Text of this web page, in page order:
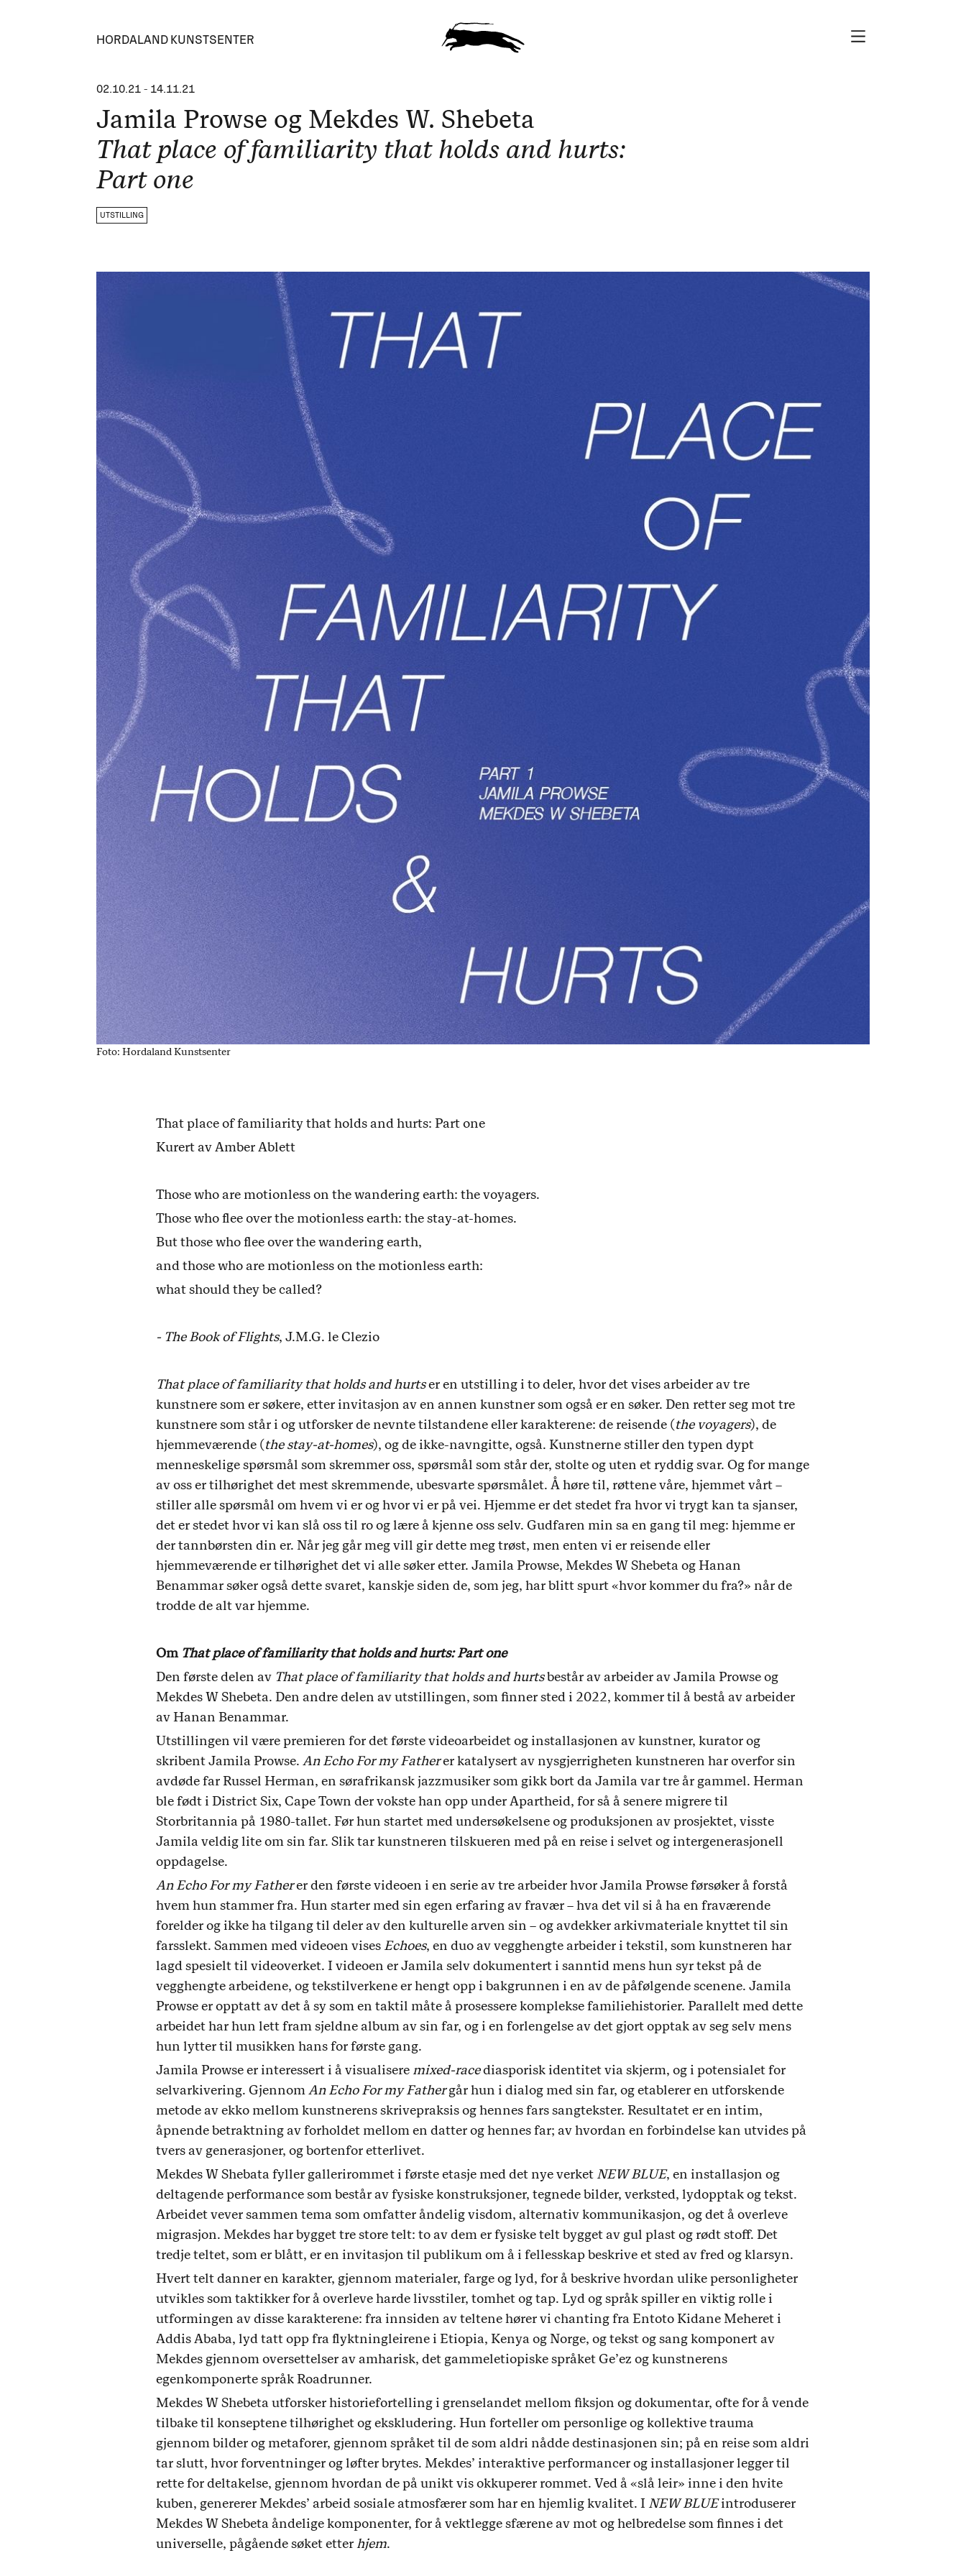
HORDALAND KUNSTSENTER
02.10.21 - 14.11.21
Jamila Prowse og Mekdes W. Shebeta
That place of familiarity that holds and hurts:
Part one
UTSTILLING
Foto: Hordaland Kunstsenter
That place of familiarity that holds and hurts: Part one
Kurert av Amber Ablett
Those who are motionless on the wandering earth: the voyagers.
Those who flee over the motionless earth: the stay-at-homes.
But those who flee over the wandering earth,
and those who are motionless on the motionless earth:
what should they be called?
- The Book of Flights, J.M.G. le Clezio
That place of familiarity that holds and hurtser en utstilling i to deler, hvor det vises arbeider av tre
kunstnere som er søkere, etter invitasjon av en annen kunstner som også er en søker. Den retter seg mot tre
kunstnere som står i og utforsker de nevnte tilstandene eller karakterene: de reisende (the voyagers), de
hjemmeværende (the stay-at-homes), og de ikke-navngitte, også. Kunstnerne stiller den typen dypt
menneskelige spørsmål som skremmer oss, spørsmål som står der, stolte og uten et ryddig svar. Og for mange
av oss er tilhørighet det mest skremmende, ubesvarte spørsmålet. Å høre til, røttene våre, hjemmet vårt –
stiller alle spørsmål om hvem vi er og hvor vi er på vei. Hjemme er det stedet fra hvor vi trygt kan ta sjanser,
det er stedet hvor vi kan slå oss til ro og lære å kjenne oss selv. Gudfaren min sa en gang til meg: hjemme er
der tannbørsten din er. Når jeg går meg vill gir dette meg trøst, men enten vi er reisende eller
hjemmeværende er tilhørighet det vi alle søker etter. Jamila Prowse, Mekdes W Shebeta og Hanan
Benammar søker også dette svaret, kanskje siden de, som jeg, har blitt spurt «hvor kommer du fra?» når de
trodde de alt var hjemme.
Om That place of familiarity that holds and hurts: Part one
Den første delen av That place of familiarity that holds and hurtsbestår av arbeider av Jamila Prowse og
Mekdes W Shebeta. Den andre delen av utstillingen, som finner sted i 2022, kommer til å bestå av arbeider
av Hanan Benammar.
Utstillingen vil være premieren for det første videoarbeidet og installasjonen av kunstner, kurator og
skribent Jamila Prowse. An Echo For my Fatherer katalysert av nysgjerrigheten kunstneren har overfor sin
avdøde far Russel Herman, en sørafrikansk jazzmusiker som gikk bort da Jamila var tre år gammel. Herman
ble født i District Six, Cape Town der vokste han opp under Apartheid, for så å senere migrere til
Storbritannia på 1980-tallet. Før hun startet med undersøkelsene og produksjonen av prosjektet, visste
Jamila veldig lite om sin far. Slik tar kunstneren tilskueren med på en reise i selvet og intergenerasjonell
oppdagelse.
An Echo For my Fatherer den første videoen i en serie av tre arbeider hvor Jamila Prowse førsøker å forstå
hvem hun stammer fra. Hun starter med sin egen erfaring av fravær – hva det vil si å ha en fraværende
forelder og ikke ha tilgang til deler av den kulturelle arven sin – og avdekker arkivmateriale knyttet til sin
farsslekt. Sammen med videoen visesEchoes, en duo av vegghengte arbeider i tekstil, som kunstneren har
lagd spesielt til videoverket. I videoen er Jamila selv dokumentert i sanntid mens hun syr tekst på de
vegghengte arbeidene, og tekstilverkene er hengt opp i bakgrunnen i en av de påfølgende scenene. Jamila
Prowse er opptatt av det å sy som en taktil måte å prosessere komplekse familiehistorier. Parallelt med dette
arbeidet har hun lett fram sjeldne album av sin far, og i en forlengelse av det gjort opptak av seg selv mens
hun lytter til musikken hans for første gang.
Jamila Prowse er interessert i å visualisere mixed-racediasporisk identitet via skjerm, og i potensialet for
selvarkivering. GjennomAn Echo For my Fathergår hun i dialog med sin far, og etablerer en utforskende
metode av ekko mellom kunstnerens skrivepraksis og hennes fars sangtekster. Resultatet er en intim,
åpnende betraktning av forholdet mellom en datter og hennes far; av hvordan en forbindelse kan utvides på
tvers av generasjoner, og bortenfor etterlivet.
Mekdes W Shebata fyller gallerirommet i første etasje med det nye verketNEW BLUE, en installasjon og
deltagende performance som består av fysiske konstruksjoner, tegnede bilder, verksted, lydopptak og tekst.
Arbeidet vever sammen tema som omfatter åndelig visdom, alternativ kommunikasjon, og det å overleve
migrasjon. Mekdes har bygget tre store telt: to av dem er fysiske telt bygget av gul plast og rødt stoff. Det
tredje teltet, som er blått, er en invitasjon til publikum om å i fellesskap beskrive et sted av fred og klarsyn.
Hvert telt danner en karakter, gjennom materialer, farge og lyd, for å beskrive hvordan ulike personligheter
utvikles som taktikker for å overleve harde livsstiler, tomhet og tap. Lyd og språk spiller en viktig rolle i
utformingen av disse karakterene: fra innsiden av teltene hører vi chanting fra Entoto Kidane Meheret i
Addis Ababa, lyd tatt opp fra flyktningleirene i Etiopia, Kenya og Norge, og tekst og sang komponert av
Mekdes gjennom oversettelser av amharisk, det gammeletiopiske språket Ge’ez og kunstnerens
egenkomponerte språk Roadrunner.
Mekdes W Shebeta utforsker historiefortelling i grenselandet mellom fiksjon og dokumentar, ofte for å vende
tilbake til konseptene tilhørighet og ekskludering. Hun forteller om personlige og kollektive trauma
gjennom bilder og metaforer, gjennom språket til de som aldri nådde destinasjonen sin; på en reise som aldri
tar slutt, hvor forventninger og løfter brytes. Mekdes’ interaktive performancer og installasjoner legger til
rette for deltakelse, gjennom hvordan de på unikt vis okkuperer rommet. Ved å «slå leir» inne i den hvite
kuben, genererer Mekdes’ arbeid sosiale atmosfærer som har en hjemlig kvalitet. I NEW BLUEintroduserer
Mekdes W Shebeta åndelige komponenter, for å vektlegge sfærene av mot og helbredelse som finnes i det
universelle, pågående søket etterhjem.